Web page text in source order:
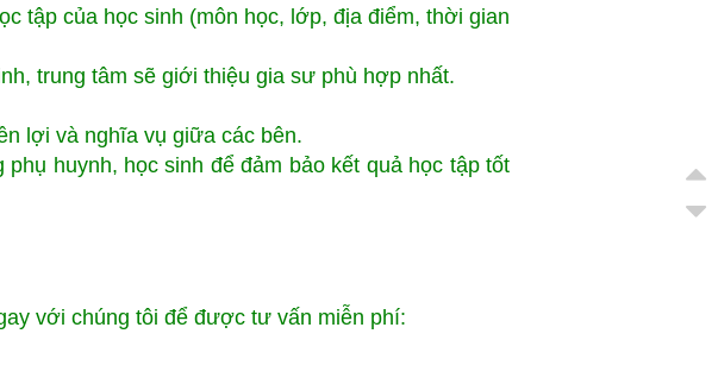
tập của học sinh (môn học, lớp, địa điểm, thời gian
trung tâm sẽ giới thiệu gia sư phù hợp nhất.
lợi và nghĩa vụ giữa các bên.
huynh, học sinh để đảm bảo kết quả học tập tốt
với chúng tôi để được tư vấn miễn phí: